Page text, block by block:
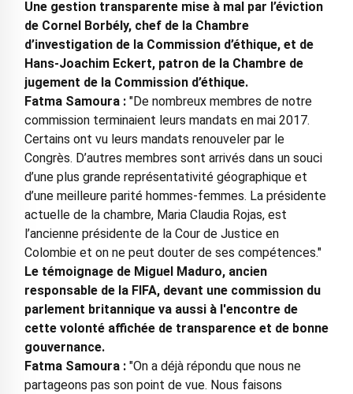
Une gestion transparente mise à mal par l’éviction
de Cornel Borbély, chef de la Chambre
d’investigation de la Commission d’éthique, et de
Hans-Joachim Eckert, patron de la Chambre de
jugement de la Commission d’éthique.
Fatma Samoura :"De nombreux membres de notre
commission terminaient leurs mandats en mai 2017.
Certains ont vu leurs mandats renouveler par le
Congrès. D’autres membres sont arrivés dans un souci
d’une plus grande représentativité géographique et
d’une meilleure parité hommes-femmes. La présidente
actuelle de la chambre, Maria Claudia Rojas, est
l’ancienne présidente de la Cour de Justice en
Colombie et on ne peut douter de ses compétences."
Le témoignage de Miguel Maduro, ancien
responsable de la FIFA, devant une commission du
parlement britannique va aussi à l'encontre de
cette volonté affichée de transparence et de bonne
gouvernance.
Fatma Samoura :"On a déjà répondu que nous ne
partageons pas son point de vue. Nous faisons